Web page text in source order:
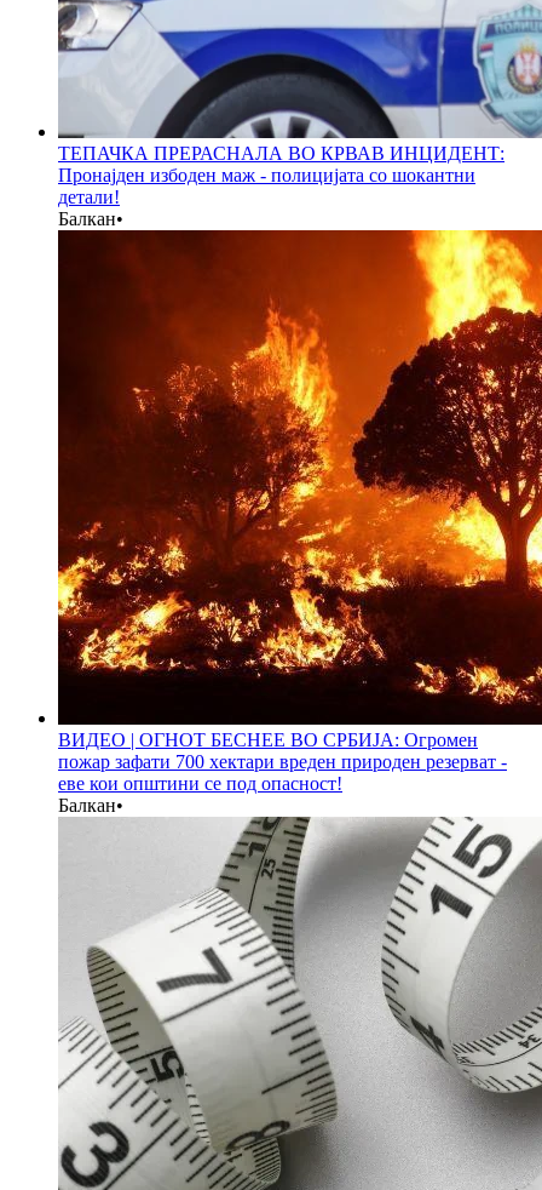
ТЕПАЧКА ПРЕРАСНАЛА ВО КРВАВ ИНЦИДЕНТ:
Пронајден избоден маж - полицијата со шокантни
детали!
Балкан•
ВИДЕО | ОГНОТ БЕСНЕЕ ВО СРБИЈА: Огромен
пожар зафати 700 хектари вреден природен резерват -
еве кои општини се под опасност!
Балкан•